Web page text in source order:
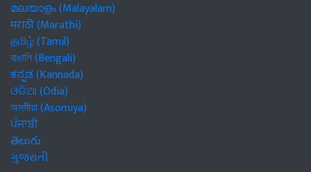
മലയാളം (Malayalam)
मराठी (Marathi)
தமிழ் (Tamil)
বাঙালি (Bengali)
ಕನ್ನಡ (Kannada)
ଓଡିଆ (Odia)
অসমীয়া (Asomiya)
ਪੰਜਾਬੀ
తెలుగు
ગુજરાતી